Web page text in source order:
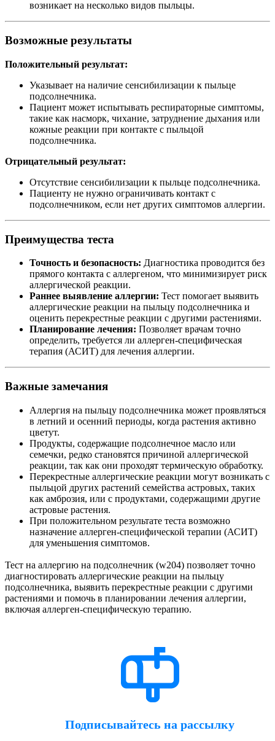
возникает на несколько видов пыльцы.
Возможные результаты
Положительный результат:
Указывает на наличие сенсибилизации к пыльце
подсолнечника.
Пациент может испытывать респираторные симптомы,
такие как насморк, чихание, затруднение дыхания или
кожные реакции при контакте с пыльцой
подсолнечника.
Отрицательный результат:
Отсутствие сенсибилизации к пыльце подсолнечника.
Пациенту не нужно ограничивать контакт с
подсолнечником, если нет других симптомов аллергии.
Преимущества теста
Точность и безопасность: Диагностика проводится без
прямого контакта с аллергеном, что минимизирует риск
аллергической реакции.
Раннее выявление аллергии: Тест помогает выявить
аллергические реакции на пыльцу подсолнечника и
оценить перекрестные реакции с другими растениями.
Планирование лечения: Позволяет врачам точно
определить, требуется ли аллерген-специфическая
терапия (АСИТ) для лечения аллергии.
Важные замечания
Аллергия на пыльцу подсолнечника может проявляться
в летний и осенний периоды, когда растения активно
цветут.
Продукты, содержащие подсолнечное масло или
семечки, редко становятся причиной аллергической
реакции, так как они проходят термическую обработку.
Перекрестные аллергические реакции могут возникать с
пыльцой других растений семейства астровых, таких
как амброзия, или с продуктами, содержащими другие
астровые растения.
При положительном результате теста возможно
назначение аллерген-специфической терапии (АСИТ)
для уменьшения симптомов.
Тест на аллергию на подсолнечник (w204) позволяет точно
диагностировать аллергические реакции на пыльцу
подсолнечника, выявить перекрестные реакции с другими
растениями и помочь в планировании лечения аллергии,
включая аллерген-специфическую терапию.
Подписывайтесь на рассылку